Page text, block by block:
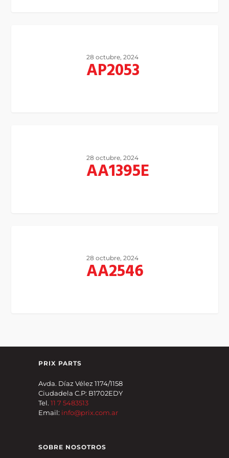
28 octubre, 2024
AP2053
28 octubre, 2024
AA1395E
28 octubre, 2024
AA2546
PRIX PARTS
Avda. Díaz Vélez 1174/1158
Ciudadela C.P: B1702EDY
Tel. 11 7 5483513
Email: info@prix.com.ar
SOBRE NOSOTROS